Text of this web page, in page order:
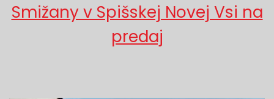
Smižany v Spišskej Novej Vsi na
predaj